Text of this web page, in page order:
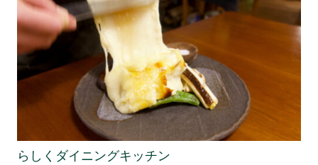
らしくダイニングキッチン